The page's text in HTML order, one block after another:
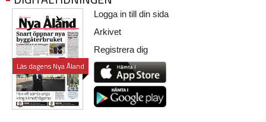
Läs dagens Nya Åland
Logga in till din sida
Arkivet
Registrera dig